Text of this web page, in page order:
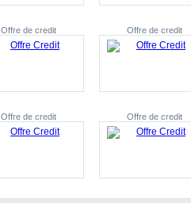
Offre de credit Offre de credit
Offre de credit Offre de credit